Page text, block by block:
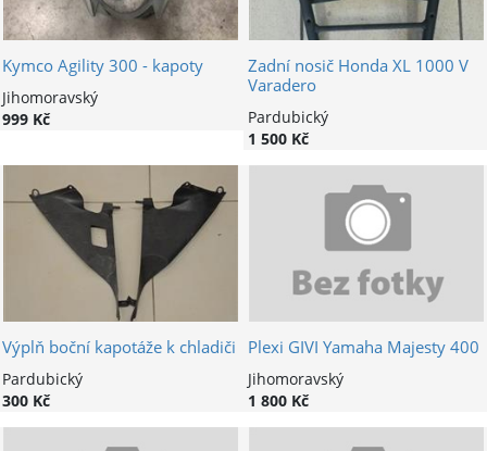
Kymco Agility 300 - kapoty
Jihomoravský
999 Kč
Zadní nosič Honda XL 1000 V
Varadero
Pardubický
1 500 Kč
Výplň boční kapotáže k chladiči
Pardubický
300 Kč
Plexi GIVI Yamaha Majesty 400
Jihomoravský
1 800 Kč